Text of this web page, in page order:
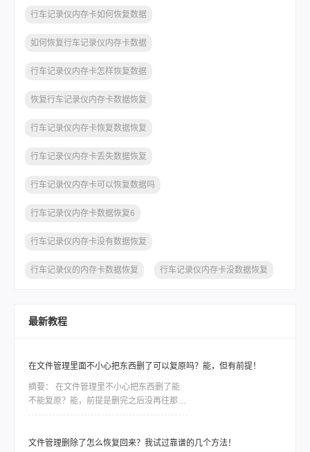
行车记录仪内存卡如何恢复数据
如何恢复行车记录仪内存卡数据
行车记录仪内存卡怎样恢复数据
恢复行车记录仪内存卡数据恢复
行车记录仪内存卡恢复数据恢复
行车记录仪内存卡丢失数据恢复
行车记录仪内存卡可以恢复数据吗
行车记录仪内存卡数据恢复6
行车记录仪内存卡没有数据恢复
行车记录仪的内存卡数据恢复 行车记录仪内存卡没数据恢复
最新教程
在文件管理里面不小心把东西删了可以复原吗？能，但有前提！
摘要：
不能复原？能，前提是删完之后没再往那个
盘里存过新东西。文件删除只是把磁盘空间
还在。这个前提直接决定了你能不能救回
文件管理删除了怎么恢复回来？我试过靠谱的几个方法！